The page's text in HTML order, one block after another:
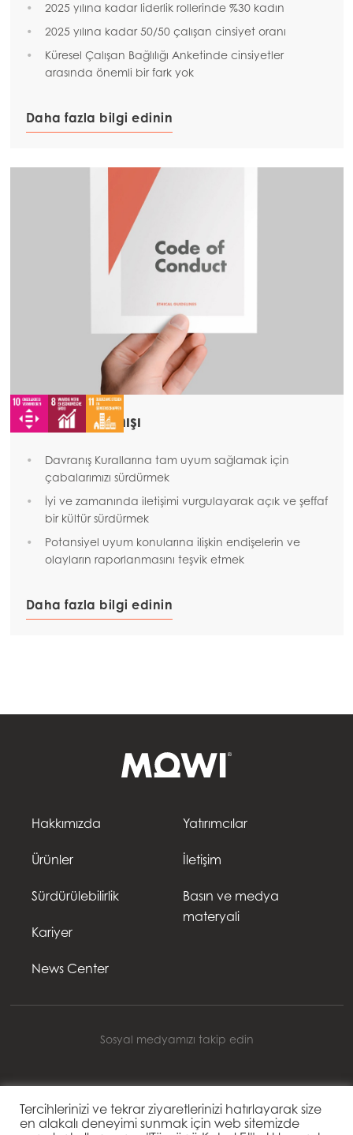
Mowi Spain
Mowi Turkey ACTIVE
Americas
Mowi Canada East
2025 yılına kadar liderlik rollerinde %30 kadın
2025 yılına kadar 50/50 çalışan cinsiyet oranı
Küresel Çalışan Bağlılığı Anketinde cinsiyetler
arasında önemli bir fark yok
Daha fazla bilgi edinin
Etik iş davranışı
Davranış Kurallarına tam uyum sağlamak için
çabalarımızı sürdürmek
İyi ve zamanında iletişimi vurgulayarak açık ve şeffaf
bir kültür sürdürmek
Potansiyel uyum konularına ilişkin endişelerin ve
olayların raporlanmasını teşvik etmek
Daha fazla bilgi edinin
Hakkımızda
Ürünler
Sürdürülebilirlik
Kariyer
News Center
Yatırımcılar
İletişim
Basın ve medya
materyali
Sosyal medyamızı takip edin
Mowi Turkey
Tercihlerinizi ve tekrar ziyaretlerinizi hatırlayarak size
en alakalı deneyimi sunmak için web sitemizde